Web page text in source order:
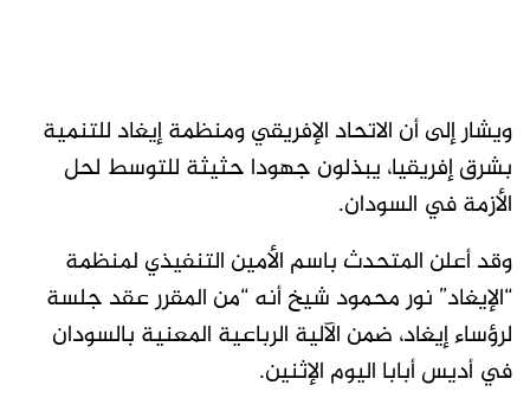
ويشار إلى أن الاتحاد الإفريقي ومنظمة إيغاد للتنمية
بشرق إفريقيا، يبذلون جهودا حثيثة للتوسط لحل
الأزمة في السودان.
وقد أعلن المتحدث باسم الأمين التنفيذي لمنظمة
“الإيغاد” نور محمود شيخ أنه “من المقرر عقد جلسة
لرؤساء إيغاد، ضمن الآلية الرباعية المعنية بالسودان
في أديس أبابا اليوم الإثنين.